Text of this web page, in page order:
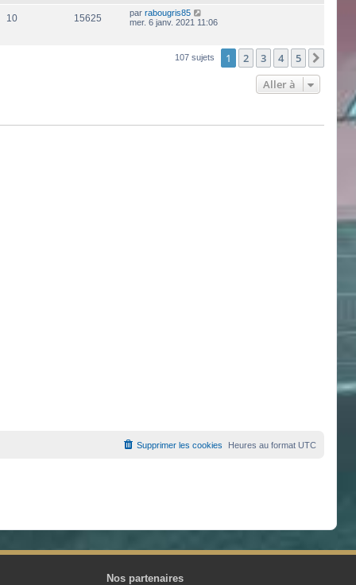
10 15625 par rabougris85
mer. 6 janv. 2021 11:06
107 sujets 1 2 3 4 5
Aller à
Heures au format UTC
Supprimer les cookies
Nos partenaires